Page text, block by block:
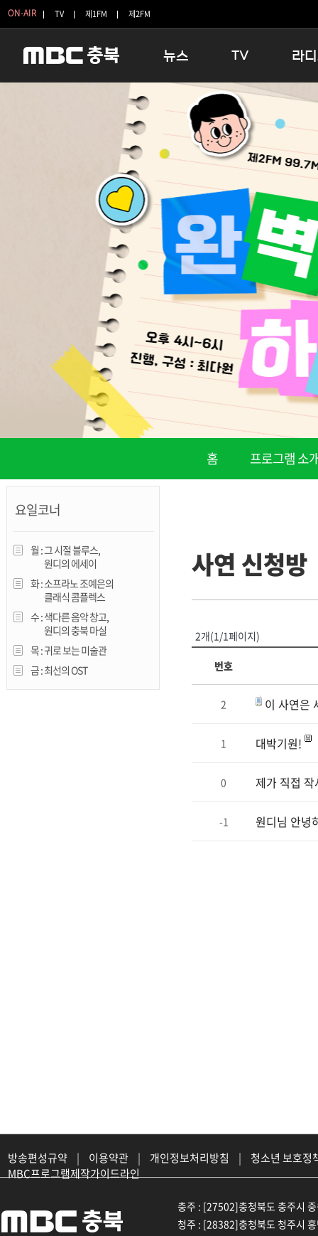
ON-AIR TV 제1FM 제2FM
뉴스
충청북도 교육청
청주
충주
보은
영동
옥천
음성
제천
진천
TV
생방송 활기찬 저녁
프라임인터뷰
인생내컷
테마기행 길
충북 시사토론 창
전국시대
시청자 FLEX
특집프로그램
TV 속 정보
종영프로그램
라
11:05
12:00 정
우리 고
우리 고
라디오특
홈 프로그램 소
요일코너
월 :그 시절 블루스,
원디의 에세이
화 :소프라노 조예은의
클래식 콤플렉스
수 :색다른 음악 창고,
원디의 충북 마실
목 :귀로 보는 미술관
금 :최선의 OST
사연 신청방
2개(1/1페이지)
번호
2 이 사연은
1 대박기원!
0 제가 직접
-1 원디님 안녕
방송편성규약 | 이용약관 | 개인정보처리방침 |
청소년 보호정
MBC프로그램제작가이드라인
충주 : [27502]충청북도 충주시
청주 : [28382]충청북도 청주시